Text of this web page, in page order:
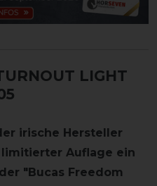
LIGHT
irische Hersteller
limitierter Auflage ein
"Bucas Freedom